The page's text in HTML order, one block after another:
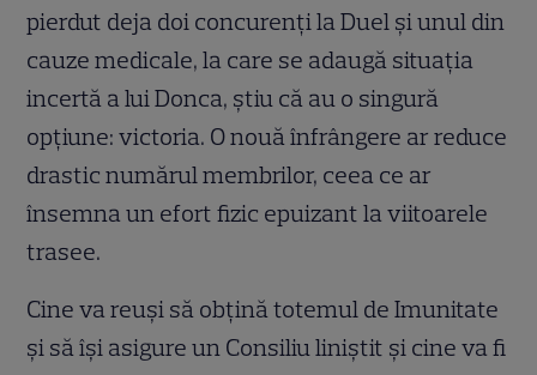
pierdut deja doi concurenți la Duel și unul din
cauze medicale, la care se adaugă situația
incertă a lui Donca, știu că au o singură
opțiune: victoria. O nouă înfrângere ar reduce
drastic numărul membrilor, ceea ce ar
însemna un efort fizic epuizant la viitoarele
trasee.
Cine va reuși să obțină totemul de Imunitate
și să își asigure un Consiliu liniștit și cine va fi